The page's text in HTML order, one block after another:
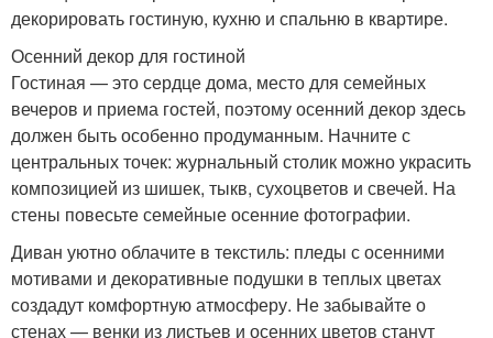
декорировать гостиную, кухню и спальню в квартире.
Осенний декор для гостиной
Гостиная — это сердце дома, место для семейных
вечеров и приема гостей, поэтому осенний декор здесь
должен быть особенно продуманным. Начните с
центральных точек: журнальный столик можно украсить
композицией из шишек, тыкв, сухоцветов и свечей. На
стены повесьте семейные осенние фотографии.
Диван уютно облачите в текстиль: пледы с осенними
мотивами и декоративные подушки в теплых цветах
создадут комфортную атмосферу. Не забывайте о
стенах — венки из листьев и осенних цветов станут